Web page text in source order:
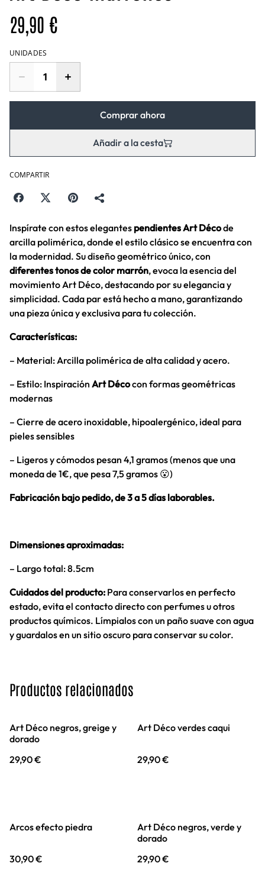
29,90 €
UNIDADES
Comprar ahora
Añadir a la cesta
COMPARTIR
Inspírate con estos elegantes pendientes Art Décode
arcilla polimérica, donde el estilo clásico se encuentra con
la modernidad. Su diseño geométrico único, con
diferentes tonos de color marrón, evoca la esencia del
movimiento Art Déco, destacando por su elegancia y
simplicidad. Cada par está hecho a mano, garantizando
una pieza única y exclusiva para tu colección.
Características:
– Material: Arcilla polimérica de alta calidad y acero.
– Estilo: Inspiración Art Décocon formas geométricas
modernas
– Cierre de acero inoxidable, hipoalergénico, ideal para
pieles sensibles
– Ligeros y cómodos pesan 4,1 gramos (menos que una
moneda de 1€, que pesa 7,5 gramos 😮)
Fabricación bajo pedido, de 3 a 5 días laborables.
Dimensiones aproximadas:
– Largo total: 8.5cm
Cuidados del producto: Para conservarlos en perfecto
estado, evita el contacto directo con perfumes u otros
productos químicos. Límpialos con un paño suave con agua
y guardalos en un sitio oscuro para conservar su color.
Productos relacionados
Art Déco negros, greige y
dorado
29,90 €
Art Déco verdes caqui
29,90 €
Arcos efecto piedra
30,90 €
Art Déco negros, verde y
dorado
29,90 €